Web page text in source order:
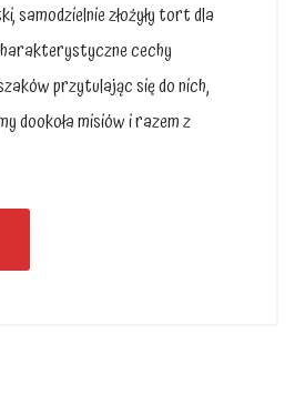
samodzielnie złożyły tort dla
cechy
przytulając się do nich,
dookoła misiów i razem z